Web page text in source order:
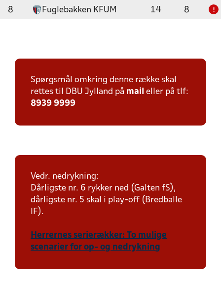
8 Fuglebakken KFUM 14 8 !
Spørgsmål omkring denne række skal
rettes til DBU Jylland på mail eller på tlf:
8939 9999
Vedr. nedrykning:
Dårligste nr. 6 rykker ned (Galten fS),
dårligste nr. 5 skal i play-off (Bredballe
IF).
Herrernes serierækker: To mulige
scenarier for op- og nedrykning